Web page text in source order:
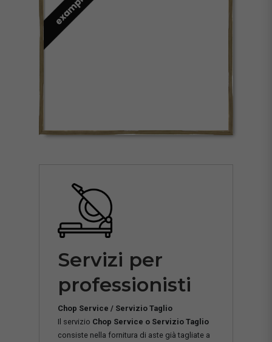
Servizi per
professionisti
Chop Service / Servizio Taglio
Il servizio Chop Service o Servizio Taglio
consiste nella fornitura di aste già tagliate a